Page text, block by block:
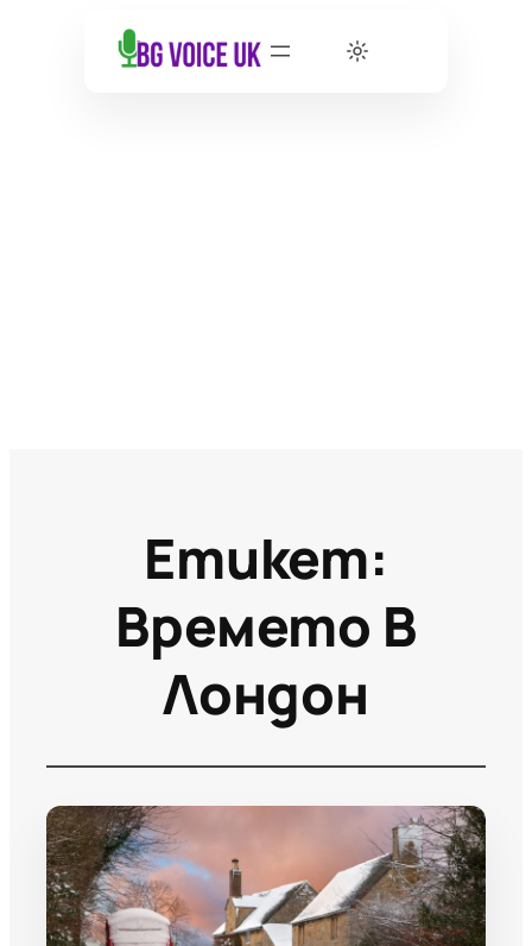
Етикет:
Времето В
Лондон